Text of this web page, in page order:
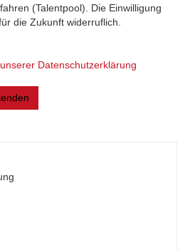
(Talentpool). Die Einwilligung
die Zukunft widerruflich.
Datenschutzerklärung